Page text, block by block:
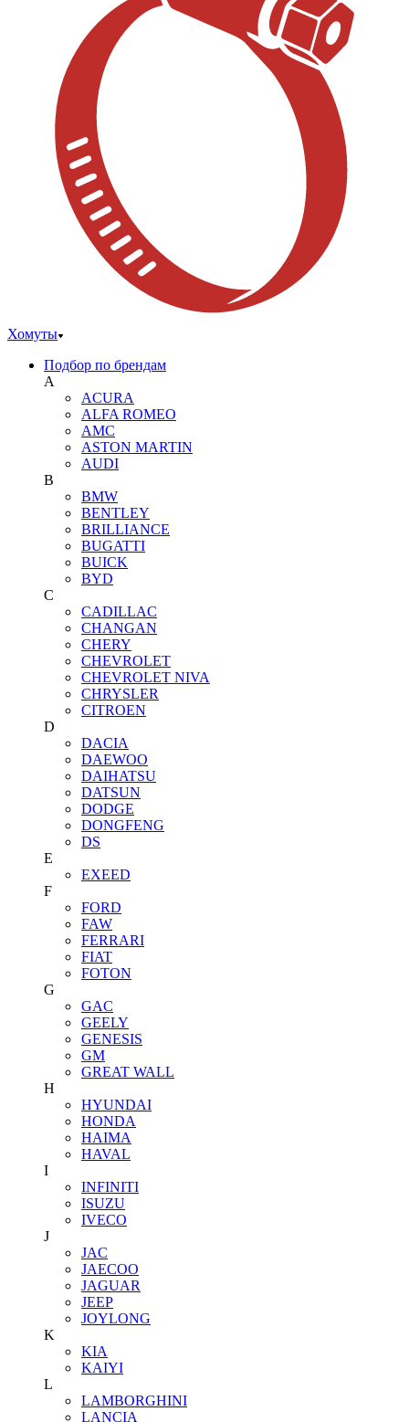
Хомуты
Подбор по брендам
A
ACURA
ALFA ROMEO
AMC
ASTON MARTIN
AUDI
B
BMW
BENTLEY
BRILLIANCE
BUGATTI
BUICK
BYD
C
CADILLAC
CHANGAN
CHERY
CHEVROLET
CHEVROLET NIVA
CHRYSLER
CITROEN
D
DACIA
DAEWOO
DAIHATSU
DATSUN
DODGE
DONGFENG
DS
E
EXEED
F
FORD
FAW
FERRARI
FIAT
FOTON
G
GAC
GEELY
GENESIS
GM
GREAT WALL
H
HYUNDAI
HONDA
HAIMA
HAVAL
I
INFINITI
ISUZU
IVECO
J
JAC
JAECOO
JAGUAR
JEEP
JOYLONG
K
KIA
KAIYI
L
LAMBORGHINI
LANCIA